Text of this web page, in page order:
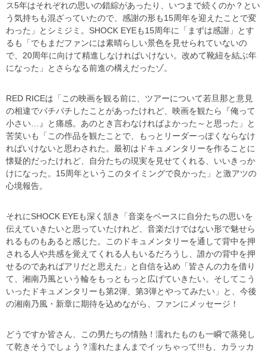
ス5年はそれぞれの思いの錯綜があったり、いつまで続くのか？とい
う気持ちも混ざっていたので、感謝の形も15周年を迎えたことで変
わった」とシミジミ。SHOCK EYEも15周年に「まずは感謝」とす
るも「でもまだファンには素晴らしい景色を見せられていないの
で、20周年に向けて精進しなければいけない。改めて靴紐を結ぶ年
になった」とさらなる前進の構えだったゾ。
RED RICEは「この映画を観る前に、ツアーについて若旦那と意見
の相違でバチバチしたことがあったけれど、映画を観たら『俺って
小さい…』と痛感。あのとき言わなければよかった～と思った」と
苦笑いも「この作品を観たことで、もっとリーダーっぽくならなけ
ればいけないと思わされた。最初はドキュメンタリーを作ることに
懐疑的だったけれど、自分たちの現実を見せてくれる、いいきっか
けになった。15周年というこのタイミングで良かった」と激アツの
心境報告。
それにSHOCK EYEも深く頷き「音楽をベースに自分たちの思いを
伝えていきたいと思っていたけれど、音楽だけではない形で魅せら
れるものもあると感じた。このドキュメンタリーを通して背中を押
される人や共感を覚えてくれる人もいるだろうし、誰かの背中を押
せるのであればアリだと思えた」と自信を込め「皆さんの力を借り
て、湘南乃風という輪をもっともっと広げていきたい。そしてこう
いったドキュメンタリーも第2弾、第3弾とやってみたい」と、今後
の湘南乃風・新章に期待を込めながら、ファンにメッセージ！
どうですか皆さん、この男たちの情熱！濡れたものも一瞬で蒸発し
て乾きそうでしょう？濡れたまんまでイッちゃって!!!も、カラッカ